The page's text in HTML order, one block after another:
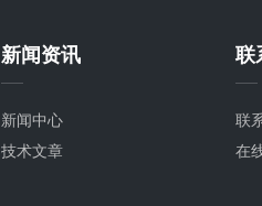
新闻资讯
新闻中心
技术文章
联
联
在